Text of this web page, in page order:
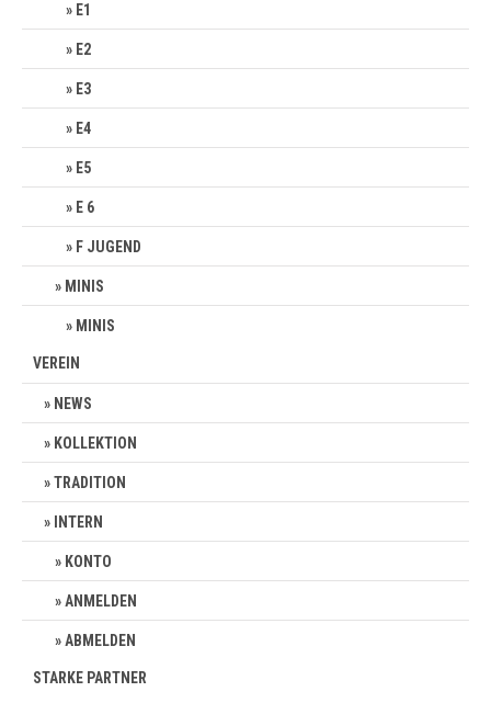
E1
E2
E3
E4
E5
E 6
F JUGEND
MINIS
MINIS
VEREIN
NEWS
KOLLEKTION
TRADITION
INTERN
KONTO
ANMELDEN
ABMELDEN
STARKE PARTNER